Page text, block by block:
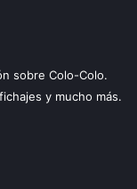
sobre Colo-Colo.
y mucho más.